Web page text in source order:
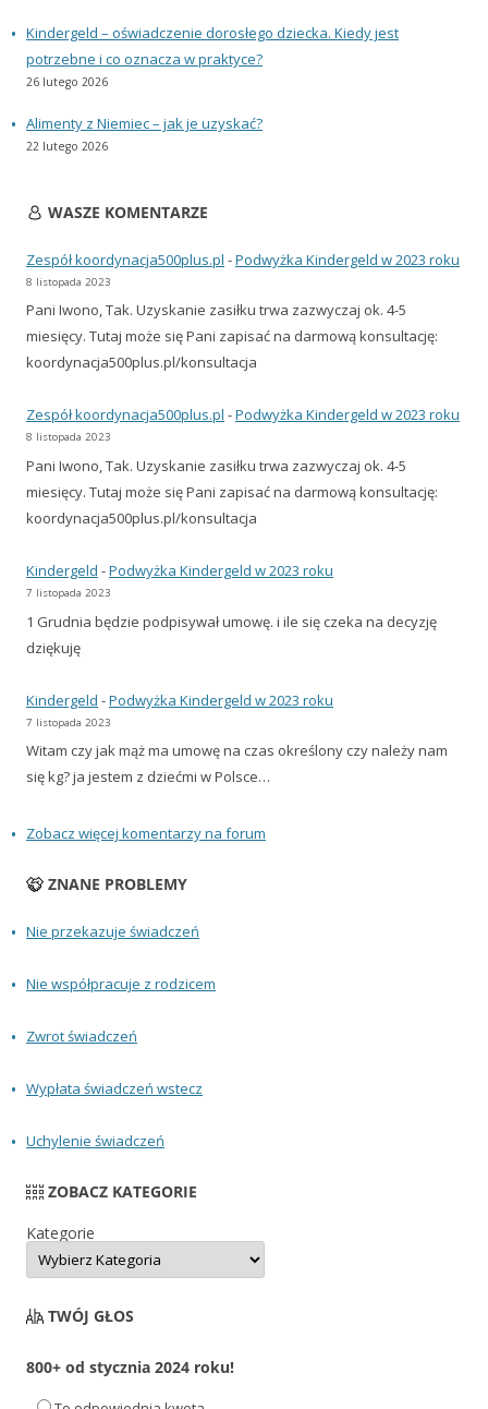
Kindergeld – oświadczenie dorosłego dziecka. Kiedy jest
potrzebne i co oznacza w praktyce?
26 lutego 2026
Alimenty z Niemiec – jak je uzyskać?
22 lutego 2026
WASZE KOMENTARZE
Zespół koordynacja500plus.pl -Podwyżka Kindergeld w 2023 roku
8 listopada 2023
Pani Iwono, Tak. Uzyskanie zasiłku trwa zazwyczaj ok. 4-5
miesięcy. Tutaj może się Pani zapisać na darmową konsultację:
koordynacja500plus.pl/konsultacja
Zespół koordynacja500plus.pl -Podwyżka Kindergeld w 2023 roku
8 listopada 2023
Pani Iwono, Tak. Uzyskanie zasiłku trwa zazwyczaj ok. 4-5
miesięcy. Tutaj może się Pani zapisać na darmową konsultację:
koordynacja500plus.pl/konsultacja
Kindergeld -Podwyżka Kindergeld w 2023 roku
7 listopada 2023
1 Grudnia będzie podpisywał umowę. i ile się czeka na decyzję
dziękuję
Kindergeld -Podwyżka Kindergeld w 2023 roku
7 listopada 2023
Witam czy jak mąż ma umowę na czas określony czy należy nam
się kg? ja jestem z dziećmi w Polsce…
Zobacz więcej komentarzy na forum
ZNANE PROBLEMY
Nie przekazuje świadczeń
Nie współpracuje z rodzicem
Zwrot świadczeń
Wypłata świadczeń wstecz
Uchylenie świadczeń
ZOBACZ KATEGORIE
Kategorie
TWÓJ GŁOS
800+ od stycznia 2024 roku!